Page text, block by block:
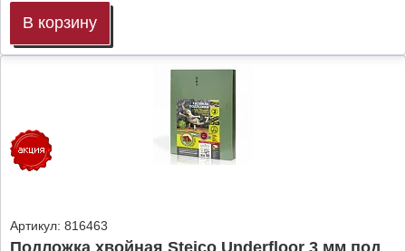
В корзину
Артикул: 816463
Подложка хвойная Steico Underfloor 3 мм под